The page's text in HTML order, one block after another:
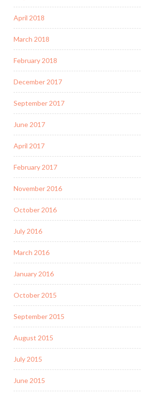
April 2018
March 2018
February 2018
December 2017
September 2017
June 2017
April 2017
February 2017
November 2016
October 2016
July 2016
March 2016
January 2016
October 2015
September 2015
August 2015
July 2015
June 2015